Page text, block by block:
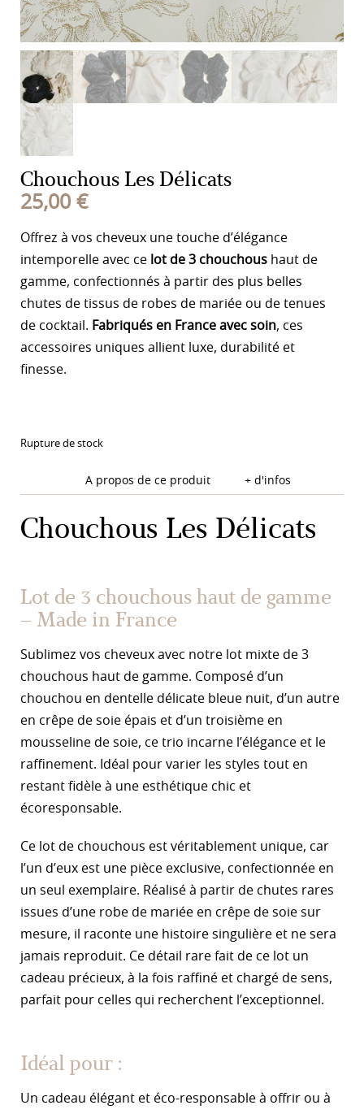
Chouchous Les Délicats
25,00 €
Offrez à vos cheveux une touche d’élégance
intemporelle avec ce lot de 3 chouchous haut de
gamme, confectionnés à partir des plus belles
chutes de tissus de robes de mariée ou de tenues
de cocktail. Fabriqués en France avec soin, ces
accessoires uniques allient luxe, durabilité et
finesse.
Rupture de stock
A propos de ce produit + d'infos
Chouchous Les Délicats
Lot de 3 chouchous haut de gamme
– Made in France
Sublimez vos cheveux avec notre lot mixte de 3
chouchous haut de gamme. Composé d’un
chouchou en dentelle délicate bleue nuit, d’un autre
en crêpe de soie épais et d’un troisième en
mousseline de soie, ce trio incarne l’élégance et le
raffinement. Idéal pour varier les styles tout en
restant fidèle à une esthétique chic et
écoresponsable.
Ce lot de chouchous est véritablement unique, car
l’un d’eux est une pièce exclusive, confectionnée en
un seul exemplaire. Réalisé à partir de chutes rares
issues d’une robe de mariée en crêpe de soie sur
mesure, il raconte une histoire singulière et ne sera
jamais reproduit. Ce détail rare fait de ce lot un
cadeau précieux, à la fois raffiné et chargé de sens,
parfait pour celles qui recherchent l’exceptionnel.
Idéal pour :
Un cadeau élégant et éco-responsable à offrir ou à